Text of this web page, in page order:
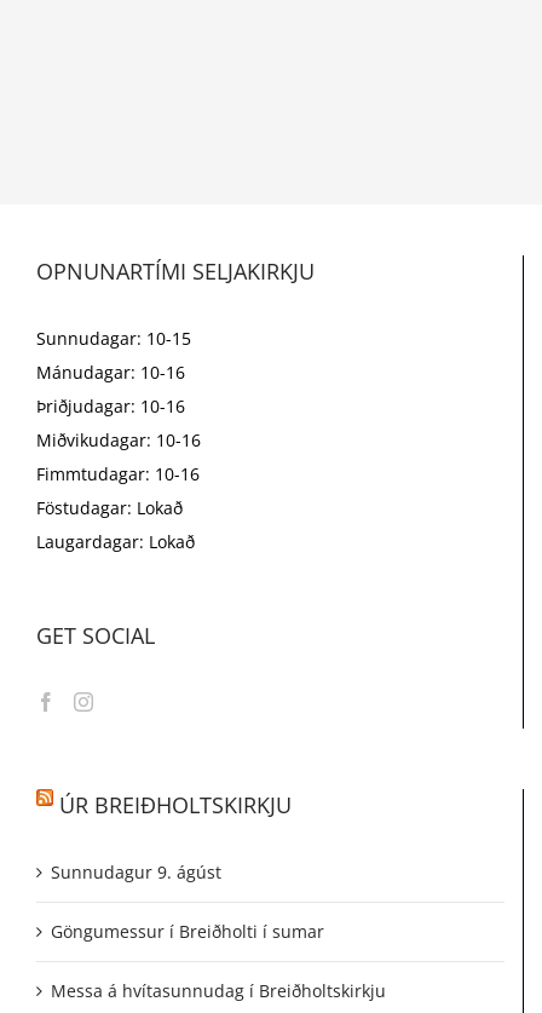
OPNUNARTÍMI SELJAKIRKJU
Sunnudagar: 10-15
Mánudagar: 10-16
Þriðjudagar: 10-16
Miðvikudagar: 10-16
Fimmtudagar: 10-16
Föstudagar: Lokað
Laugardagar: Lokað
GET SOCIAL
ÚR BREIÐHOLTSKIRKJU
Sunnudagur 9. ágúst
Göngumessur í Breiðholti í sumar
Messa á hvítasunnudag í Breiðholtskirkju